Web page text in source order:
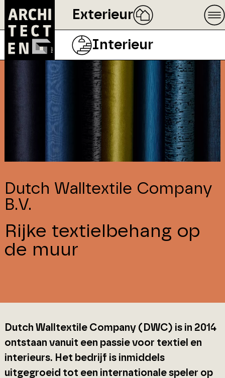
Exterieur
Interieur
Dutch Walltextile Company
B.V.
Rijke textielbehang op
de muur
Dutch Walltextile Company (DWC) is in 2014
ontstaan vanuit een passie voor textiel en
interieurs. Het bedrijf is inmiddels
uitgegroeid tot een internationale speler op